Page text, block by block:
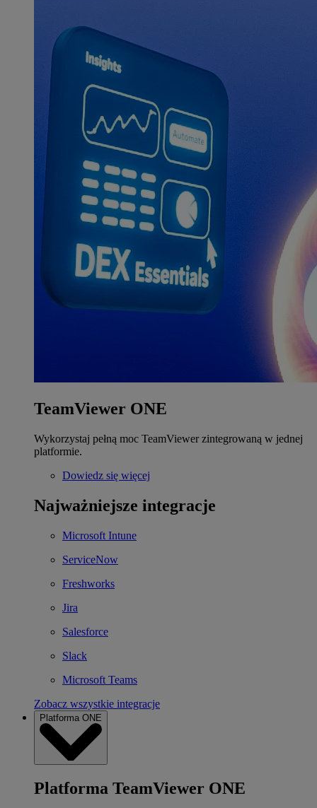
TeamViewer ONE
Wykorzystaj pełną moc TeamViewer zintegrowaną w jednej
platformie.
Dowiedz się więcej
Najważniejsze integracje
Microsoft Intune
ServiceNow
Freshworks
Jira
Salesforce
Slack
Microsoft Teams
Zobacz wszystkie integracje
Platforma ONE
Platforma TeamViewer ONE